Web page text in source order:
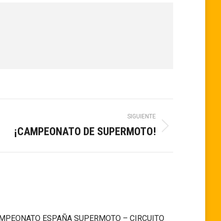
SIGUIENTE
¡CAMPEONATO DE SUPERMOTO!
ESPAÑA SUPERMOTO – CIRCUITO